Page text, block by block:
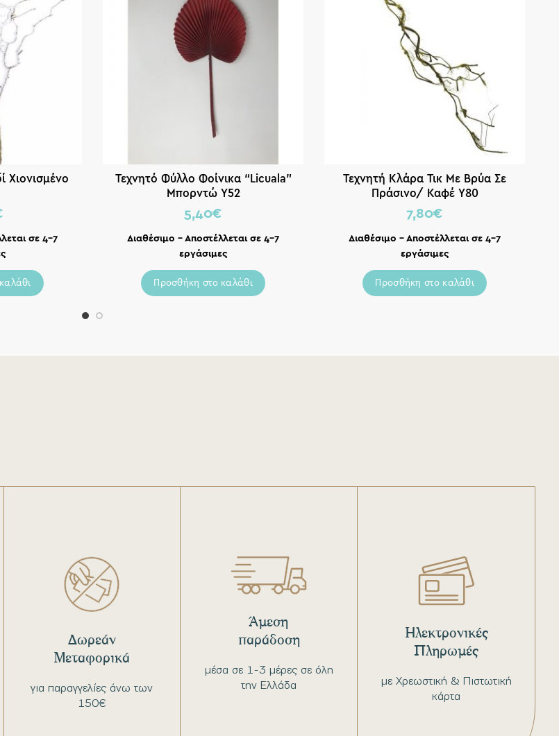
Χιονισμένο
σε 4-7
Τεχνητό Φύλλο Φοίνικα “Licuala”
Μπορντώ Υ52
5,40€
Διαθέσιμο – Αποστέλλεται σε 4-7
εργάσιμες
Προσθήκη στο καλάθι
Τεχνητή Κλάρα Τικ Με Βρύα Σε
Πράσινο/ Καφέ Y80
7,80€
Διαθέσιμο – Αποστέλλεται σε 4-7
εργάσιμες
Προσθήκη στο καλάθι
για παραγγελίες άνω των
150€
Δωρεάν
Μεταφορικά
μέσα σε 1-3 μέρες σε όλη
την Ελλάδα
Άμεση
παράδοση
με Χρεωστική & Πιστωτική
κάρτα
Ηλεκτρονικές
Πληρωμές